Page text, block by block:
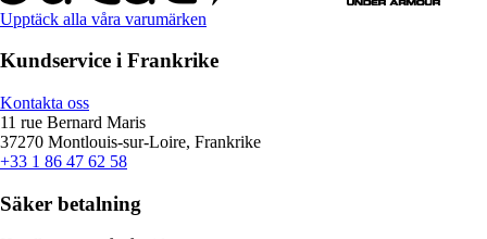
Upptäck alla våra varumärken
Kundservice i Frankrike
Kontakta oss
11 rue Bernard Maris
37270 Montlouis-sur-Loire, Frankrike
+33 1 86 47 62 58
Säker betalning